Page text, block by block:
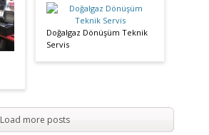
Doğalgaz Dönüşüm Teknik
Servis
Load more posts